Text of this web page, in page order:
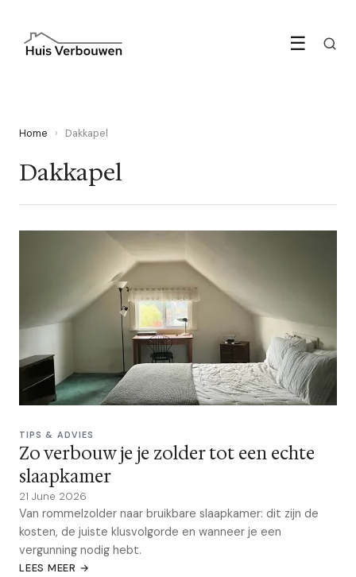
☰
Home › Dakkapel
Dakkapel
TIPS & ADVIES
Zo verbouw je je zolder tot een echte
slaapkamer
21 June 2026
Van rommelzolder naar bruikbare slaapkamer: dit zijn de
kosten, de juiste klusvolgorde en wanneer je een
vergunning nodig hebt.
LEES MEER →